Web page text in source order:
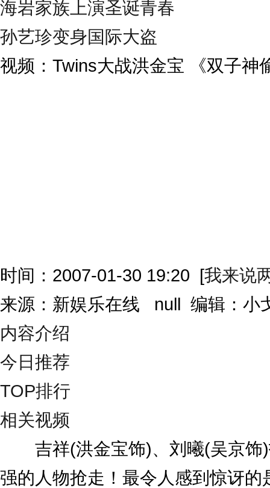
海岩家族上演圣诞青春
孙艺珍变身国际大盗
视频：Twins大战洪金宝 《双子神
时间：2007-01-30 19:20 [我来说
来源：新娱乐在线 null 编辑：
内容介绍
今日推荐
TOP排行
相关视频
吉祥(洪金宝饰)、刘曦(吴京饰)
强的人物抢走！最令人感到惊讶